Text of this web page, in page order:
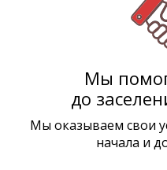
Мы
до
Мы оказываем свои
начала и